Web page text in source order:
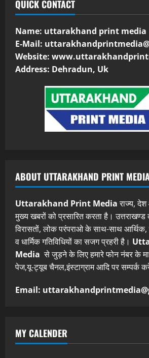
QUICK CONTACT
Name: uttarakhand print media
E-Mail:
Website:
Address: Dehradun, Uk
ABOUT UTTARAKHAND PRINT
Uttarakhand Print Mediaराज्य,
मुख्य खबरों को प्रसारित करता है।
विरासतों, लोक परंपराओ के साथ-साथ आर्थिक,
व धार्मिक गतिविधियों का सजग प्रहरी है।
Media से जुड़ने के लिए हमारे फोन नंबर के
पेज,यू-ट्यूब चैनल,इंस्टाग्राम आदि पर सम्पर्क
Email:
MY CALENDER